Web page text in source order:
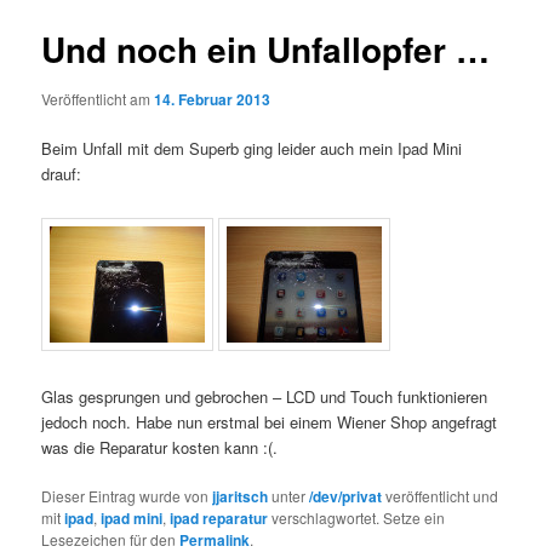
Und noch ein Unfallopfer …
Veröffentlicht am14. Februar 2013
Beim Unfall mit dem Superb ging leider auch mein Ipad Mini
drauf:
Glas gesprungen und gebrochen – LCD und Touch funktionieren
jedoch noch. Habe nun erstmal bei einem Wiener Shop angefragt
was die Reparatur kosten kann :(.
Dieser Eintrag wurde vonjjaritschunter/dev/privatveröffentlicht und
mitipad,ipad mini,ipad reparaturverschlagwortet. Setze ein
Lesezeichen für den Permalink.